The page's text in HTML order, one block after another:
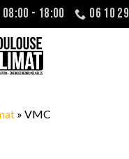
08:00 - 18:00 06 10
» VMC